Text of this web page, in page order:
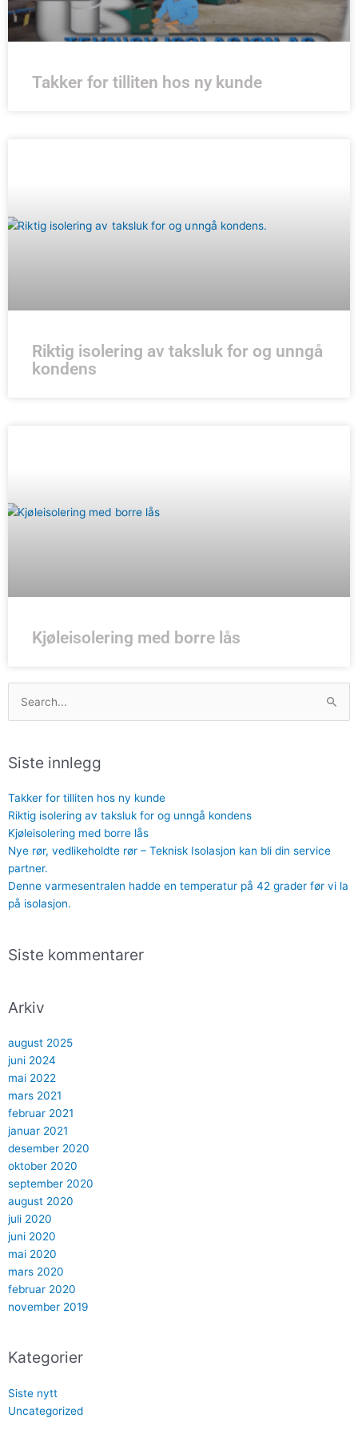
Takker for tilliten hos ny kunde
Riktig isolering av taksluk for og unngå
kondens
Kjøleisolering med borre lås
Søk
etter:
Siste innlegg
Takker for tilliten hos ny kunde
Riktig isolering av taksluk for og unngå kondens
Kjøleisolering med borre lås
Nye rør, vedlikeholdte rør – Teknisk Isolasjon kan bli din service
partner.
Denne varmesentralen hadde en temperatur på 42 grader før vi la
på isolasjon.
Siste kommentarer
Arkiv
august 2025
juni 2024
mai 2022
mars 2021
februar 2021
januar 2021
desember 2020
oktober 2020
september 2020
august 2020
juli 2020
juni 2020
mai 2020
mars 2020
februar 2020
november 2019
Kategorier
Siste nytt
Uncategorized